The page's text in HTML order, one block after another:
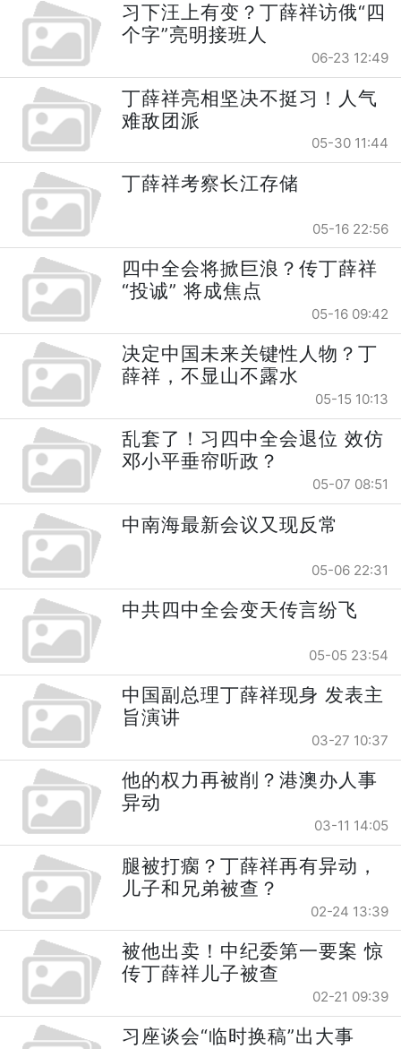
习下汪上有变？丁薛祥访俄“四
个字”亮明接班人
06-23 12:49
丁薛祥亮相坚决不挺习！人气
难敌团派
05-30 11:44
丁薛祥考察长江存储
05-16 22:56
四中全会将掀巨浪？传丁薛祥
“投诚” 将成焦点
05-16 09:42
决定中国未来关键性人物？丁
薛祥，不显山不露水
05-15 10:13
乱套了！习四中全会退位 效仿
邓小平垂帘听政？
05-07 08:51
中南海最新会议又现反常
05-06 22:31
中共四中全会变天传言纷飞
05-05 23:54
中国副总理丁薛祥现身 发表主
旨演讲
03-27 10:37
他的权力再被削？港澳办人事
异动
03-11 14:05
腿被打瘸？丁薛祥再有异动，
儿子和兄弟被查？
02-24 13:39
被他出卖！中纪委第一要案 惊
传丁薛祥儿子被查
02-21 09:39
习座谈会“临时换稿”出大事